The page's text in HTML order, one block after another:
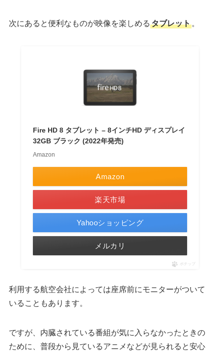
次にあると便利なものが映像を楽しめる タブレット。
Fire HD 8 タブレット – 8インチHD ディスプレイ
32GB ブラック (2022年発売)
Amazon
Amazon
楽天市場
Yahooショッピング
メルカリ
ポチップ
利用する航空会社によっては座席前にモニターがついて
いることもあります。
ですが、内臓されている番組が気に入らなかったときの
ために、普段から見ているアニメなどが見られると安心